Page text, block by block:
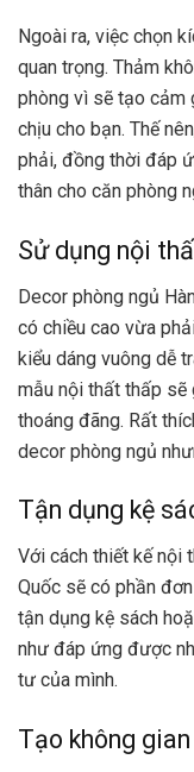
Ngoài ra, việc chọn
quan trọng. Thảm
phòng vì sẽ tạo cảm
chịu cho bạn. Thế
phải, đồng thời đáp
thân cho căn phòng
Sử dụng nội
Decor phòng ngủ
có chiều cao vừa
kiểu dáng vuông dễ
mẫu nội thất thấp sẽ
thoáng đãng. Rất
decor phòng ngủ
Tận dụng kệ
Với cách thiết kế nội
Quốc sẽ có phần
tận dụng kệ sách
như đáp ứng được
tư của mình.
Tạo không